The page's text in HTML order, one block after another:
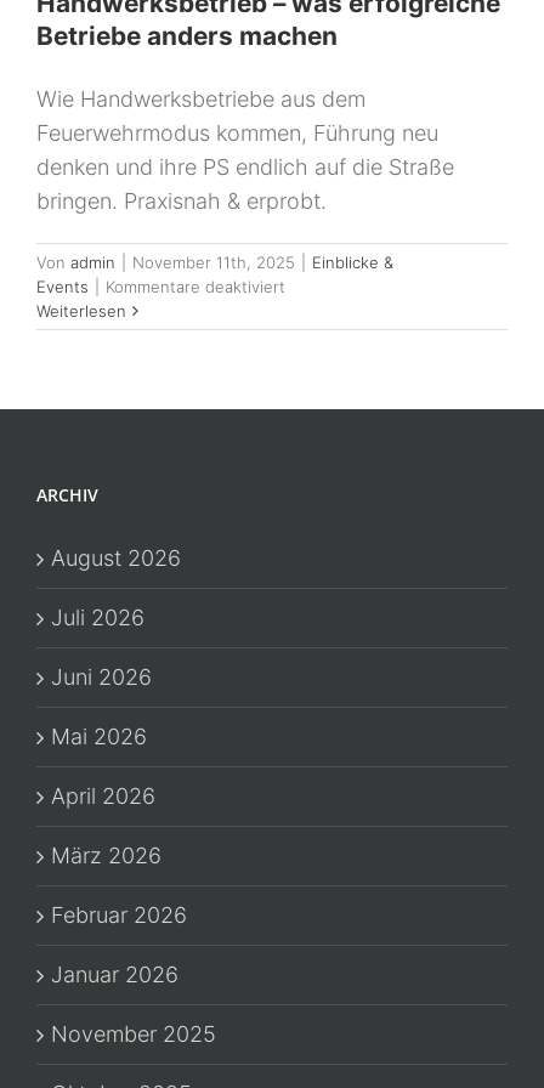
Betriebe anders machen
Wie Handwerksbetriebe aus dem
Feuerwehrmodus kommen, Führung neu
denken und ihre PS endlich auf die Straße
bringen. Praxisnah & erprobt.
Von admin November 11th, 2025
Einblicke &
Events
Kommentare deaktiviert
Mehr
Handwerksbetrieb
Weiterlesen
ARCHIV
August 2026
Juli 2026
Juni 2026
Mai 2026
April 2026
März 2026
Februar 2026
Januar 2026
November 2025